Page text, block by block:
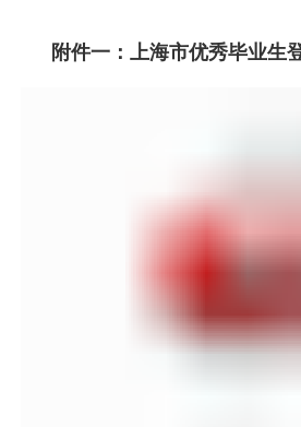
附件一： 上海市优秀毕业生